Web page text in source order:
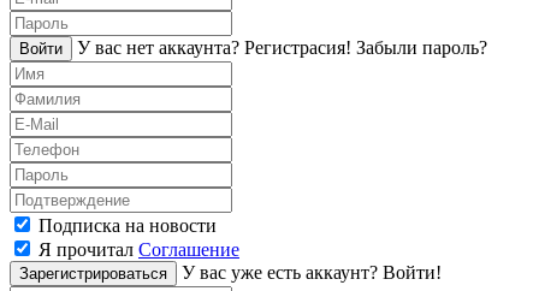
Войти У вас нет аккаунта? Регистраcия! Забыли пароль?
Подписка на новости
Я прочитал Соглашение
Зарегистрироваться У вас уже есть аккаунт? Войти!